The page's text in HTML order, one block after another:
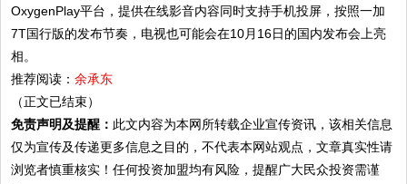
OxygenPlay平台，提供在线影音内容同时支持手机投屏，按照一加
7T国行版的发布节奏，电视也可能会在10月16日的国内发布会上亮
相。
推荐阅读：余承东
（正文已结束）
免责声明及提醒： 此文内容为本网所转载企业宣传资讯，该相关信息
仅为宣传及传递更多信息之目的，不代表本网站观点，文章真实性请
浏览者慎重核实！任何投资加盟均有风险，提醒广大民众投资需谨